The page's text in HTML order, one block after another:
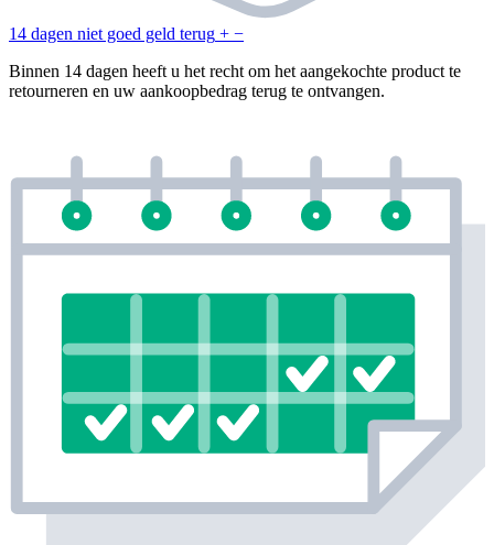
14 dagen niet goed geld terug + −
Binnen 14 dagen heeft u het recht om het aangekochte product te
retourneren en uw aankoopbedrag terug te ontvangen.